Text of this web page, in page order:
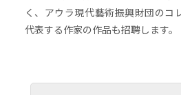
く、アウラ現代藝術振興財団のコ
代表する作家の作品も招聘します。